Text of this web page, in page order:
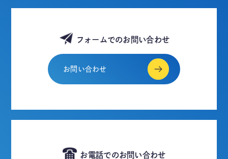
フォームでのお問い合わせ
お問い合わせ
お電話でのお問い合わせ